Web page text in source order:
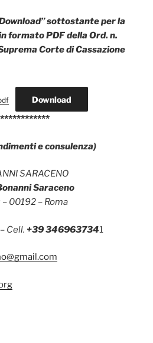
sottostante per la
formato PDF della Ord. n.
Corte di Cassazione
Download
e consulenza)
SARACENO
Saraceno
00192 – Roma
– Cell. +39 3469637341